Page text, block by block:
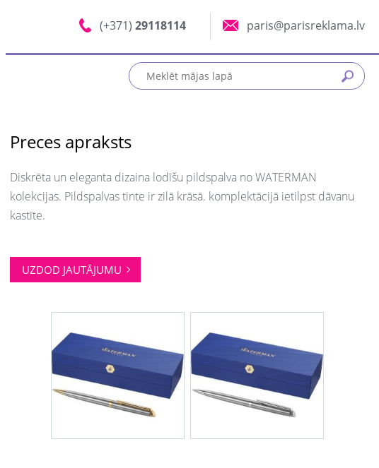
(+371) 29118114 paris@parisreklama.lv
Preces apraksts
Diskrēta un eleganta dizaina lodīšu pildspalva no WATERMAN
kolekcijas. Pildspalvas tinte ir zilā krāsā. komplektācijā ietilpst dāvanu
kastīte.
UZDOD JAUTĀJUMU